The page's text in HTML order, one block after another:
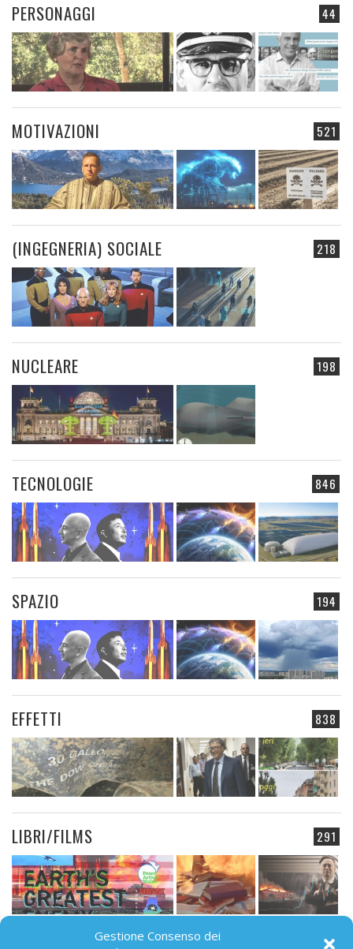
Gestione Consenso dei
44
PERSONAGGI
521
MOTIVAZIONI
218
(INGEGNERIA) SOCIALE
198
NUCLEARE
846
TECNOLOGIE
194
SPAZIO
838
EFFETTI
291
LIBRI/FILMS